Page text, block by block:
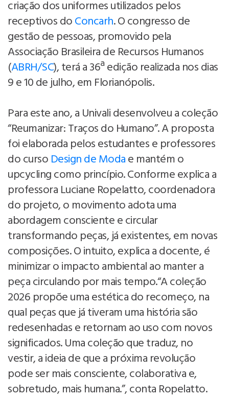
criação dos uniformes utilizados pelos
receptivos doConcarh. O congresso de
gestão de pessoas, promovido pela
Associação Brasileira de Recursos Humanos
(ABRH/SC), terá a 36ª edição realizada nos dias
9 e 10 de julho, em Florianópolis.
Para este ano, a Univali desenvolveu a coleção
“Reumanizar: Traços do Humano”. A proposta
foi elaborada pelos estudantes e professores
do curso Design de Modae mantém o
upcycling como princípio. Conforme explica a
professora Luciane Ropelatto, coordenadora
do projeto, o movimento adota uma
abordagem consciente e circular
transformando peças, já existentes, em novas
composições. O intuito, explica a docente, é
minimizar o impacto ambiental ao manter a
peça circulando por mais tempo.“A coleção
2026 propõe uma estética do recomeço, na
qual peças que já tiveram uma história são
redesenhadas e retornam ao uso com novos
significados. Uma coleção que traduz, no
vestir, a ideia de que a próxima revolução
pode ser mais consciente, colaborativa e,
sobretudo, mais humana.”, conta Ropelatto.